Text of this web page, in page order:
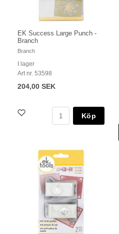
EK Success Large Punch -
Branch
Branch
I lager
Art nr. 53598
204,00 SEK
Köp